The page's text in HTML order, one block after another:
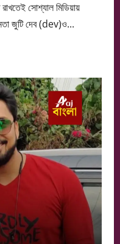
সোশ্যাল মিডিয়ায়
জুটি দেব (dev)ও...